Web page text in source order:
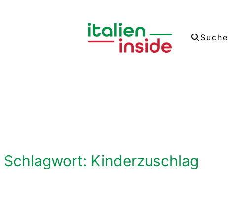
Suche
Schlagwort: Kinderzuschlag